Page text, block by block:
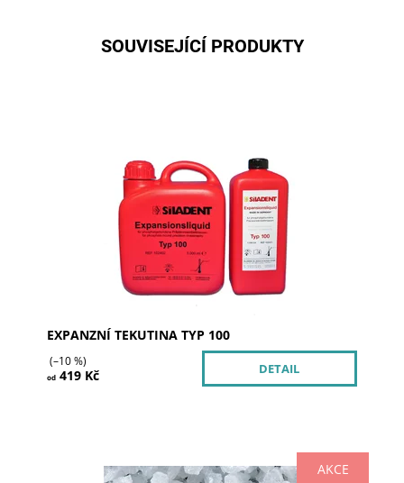
SOUVISEJÍCÍ PRODUKTY
102401
SILADENT
EXPANZNÍ TEKUTINA TYP 100
(–10 %)
od 419 Kč DETAIL
AKCE